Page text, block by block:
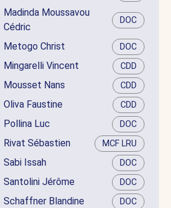
Madinda Moussavou
Cédric
DOC
Metogo Christ DOC
Mingarelli Vincent CDD
Mousset Nans CDD
Oliva Faustine CDD
Pollina Luc DOC
Rivat Sébastien MCF LRU
Sabi Issah DOC
Santolini Jérôme DOC
Schaffner Blandine DOC